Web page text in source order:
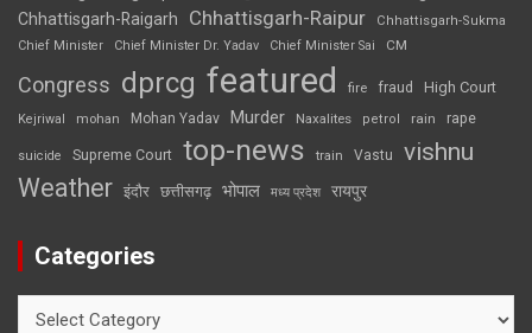
Chhattisgarh-Raigarh Chhattisgarh-Raipur
Chhattisgarh-Sukma
Chief Minister
Chief Minister Dr. Yadav Chief Minister Sai CM
Congress dprcg featured fire fraud High Court
Kejriwal mohan Mohan Yadav Murder Naxalites petrol rain rape
suicide Supreme Court top-news train Vastu vishnu
Weather इंदौर छत्तीसगढ़ भोपाल मध्य प्रदेश रायपुर
Categories